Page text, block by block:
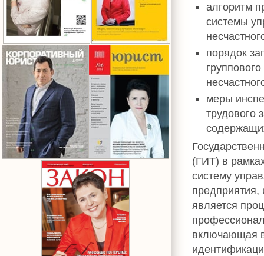
алгоритм
системы
порядок
меры
трудового
(ГИТ) в
систему
предприятия,
является
включающая